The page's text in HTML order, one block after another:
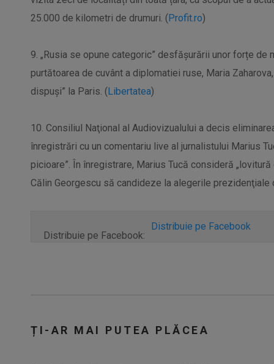
25.000 de kilometri de drumuri. (Profit.ro)
9. „Rusia se opune categoric” desfășurării unor forțe de
purtătoarea de cuvânt a diplomatiei ruse, Maria
dispuși” la Paris. (Libertatea)
10. Consiliul Naţional al Audiovizualului a decis
înregistrări cu un comentariu live al jurnalistului Marius
picioare”. În înregistrare, Marius Tucă consideră
Călin Georgescu să candideze la alegerile prezidenţiale
Distribuie pe Facebook:
Distribuie pe Facebook
ȚI-AR MAI PUTEA PLĂCEA